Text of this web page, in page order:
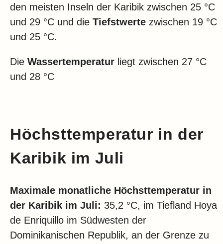
den meisten Inseln der Karibik zwischen 25 °C
und 29 °C und die Tiefstwerte zwischen 19 °C
und 25 °C.
Die Wassertemperatur liegt zwischen 27 °C
und 28 °C
Höchsttemperatur in der
Karibik im Juli
Maximale monatliche Höchsttemperatur in
der Karibik im Juli: 35,2 °C, im Tiefland Hoya
de Enriquillo im Südwesten der
Dominikanischen Republik, an der Grenze zu